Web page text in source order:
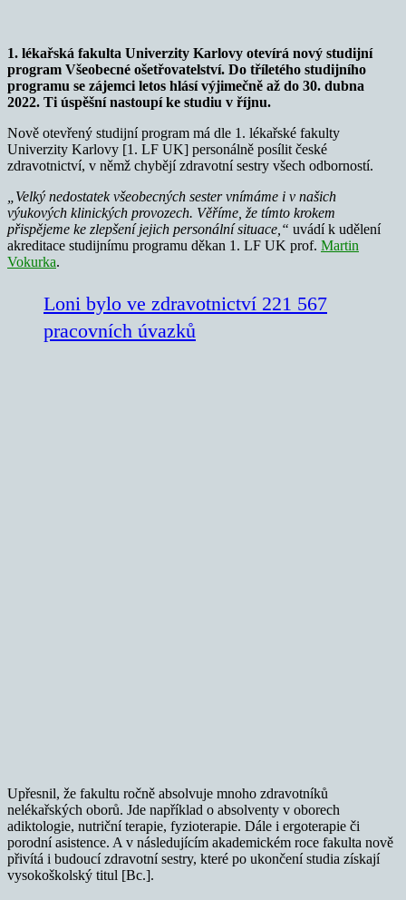
1. lékařská fakulta Univerzity Karlovy otevírá nový studijní
program Všeobecné ošetřovatelství. Do tříletého studijního
programu se zájemci letos hlásí výjimečně až do 30. dubna
2022. Ti úspěšní nastoupí ke studiu v říjnu.
Nově otevřený studijní program má dle 1. lékařské fakulty
Univerzity Karlovy [1. LF UK] personálně posílit české
zdravotnictví, v němž chybějí zdravotní sestry všech odborností.
„Velký nedostatek všeobecných sester vnímáme i v našich
výukových klinických provozech. Věříme, že tímto krokem
přispějeme ke zlepšení jejich personální situace,“ uvádí k udělení
akreditace studijnímu programu děkan 1. LF UK prof. Martin
Vokurka.
Loni bylo ve zdravotnictví 221 567
pracovních úvazků
Upřesnil, že fakultu ročně absolvuje mnoho zdravotníků
nelékařských oborů. Jde například o absolventy v oborech
adiktologie, nutriční terapie, fyzioterapie. Dále i ergoterapie či
porodní asistence. A v následujícím akademickém roce fakulta nově
přivítá i budoucí zdravotní sestry, které po ukončení studia získají
vysokoškolský titul [Bc.].